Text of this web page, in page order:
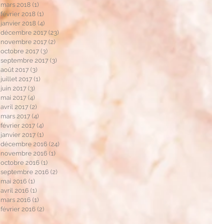
mars 2018 (1) 1 post
février 2018 (1)
janvier 2018 (4)
décembre 2017 (23)
novembre 2017 (2) 2 posts
octobre 2017 (3)
septembre 2017 (3)
août 2017 (3)
juillet 2017 (1)
juin 2017 (3)
mai 2017 (4)
avril 2017 (2)
mars 2017 (4)
février 2017 (4)
janvier 2017 (1)
décembre 2016 (24)
novembre 2016 (1)
octobre 2016 (1)
septembre 2016 (2) 2 posts
mai 2016 (1)
avril 2016 (1)
mars 2016 (1)
février 2016 (2)